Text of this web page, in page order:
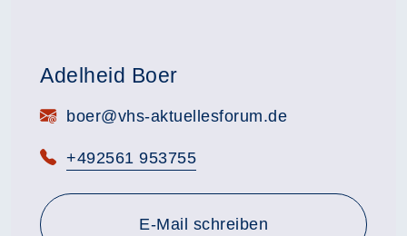
Adelheid Boer
E-Mail:boer@vhs-aktuellesforum.de
Telefon:
+492561 953755
E-Mail schreiben